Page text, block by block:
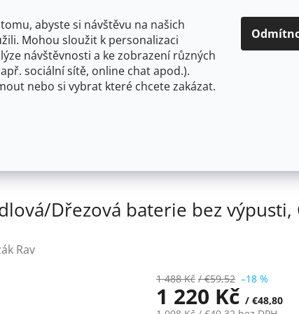
abyste si návštěvu na našich
Mohou sloužit k personalizaci
návštěvnosti a ke zobrazení různých
sociální sítě, online chat apod.).
nebo si vybrat které chcete zakázat.
HLEDAT
Dřezová baterie bez výpusti, Chrom MK120.0/1 - 3/
Dřezová baterie bez
Rav
1 488 Kč / €59,52 –18 %
1 220 Kč / €48,80